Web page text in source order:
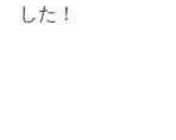
した！